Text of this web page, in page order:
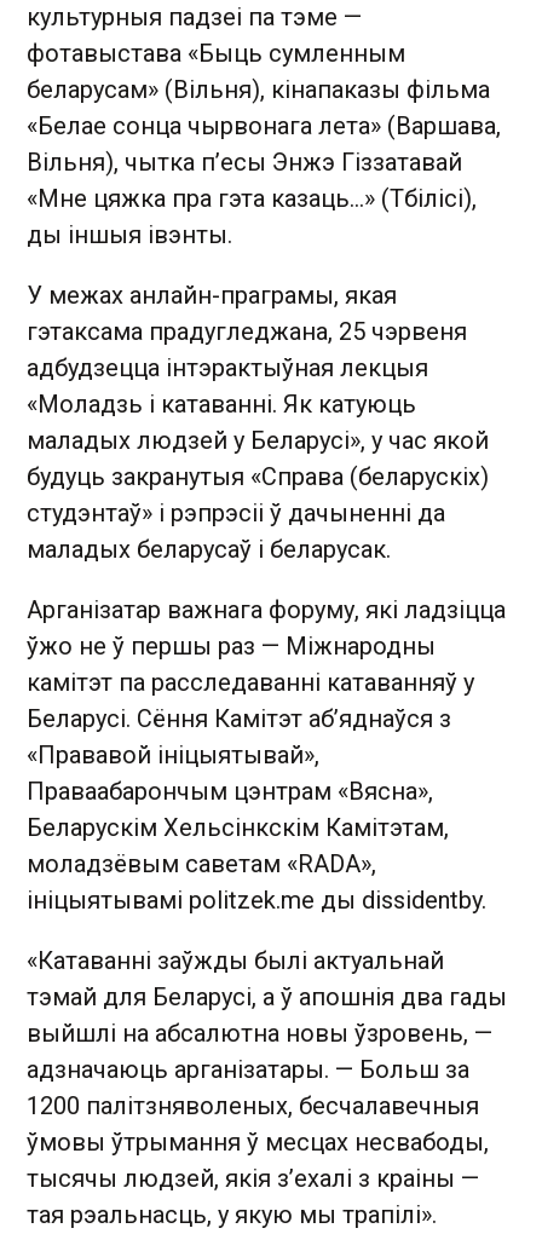
культурныя падзеі па тэме —
фотавыстава «Быць сумленным
беларусам» (Вільня), кінапаказы фільма
«Белае сонца чырвонага лета» (Варшава,
Вільня), чытка п’есы Энжэ Гіззатавай
«Мне цяжка пра гэта казаць…» (Тбілісі),
ды іншыя івэнты.
У межах анлайн-праграмы, якая
гэтаксама прадугледжана, 25 чэрвеня
адбудзецца інтэрактыўная лекцыя
«Моладзь і катаванні. Як катуюць
маладых людзей у Беларусі», у час якой
будуць закранутыя «Справа (беларускіх)
студэнтаў» і рэпрэсіі ў дачыненні да
маладых беларусаў і беларусак.
Арганізатар важнага форуму, які ладзіцца
ўжо не ў першы раз — Міжнародны
камітэт па расследаванні катаванняў у
Беларусі. Сёння Камітэт аб’яднаўся з
«Прававой ініцыятывай»,
Праваабарончым цэнтрам «Вясна»,
Беларускім Хельсінкскім Камітэтам,
моладзёвым саветам «RADA»,
ініцыятывамі politzek.me ды dissidentby.
«Катаванні заўжды былі актуальнай
тэмай для Беларусі, а ў апошнія два гады
выйшлі на абсалютна новы ўзровень, —
адзначаюць арганізатары. — Больш за
1200 палітзняволеных, бесчалавечныя
ўмовы ўтрымання ў месцах несвабоды,
тысячы людзей, якія з’ехалі з краіны —
тая рэальнасць, у якую мы трапілі».